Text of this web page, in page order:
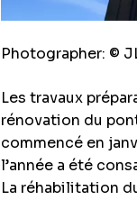
Photographer: ©
Les travaux
rénovation du
commencé en
l’année a été
La réhabilitation